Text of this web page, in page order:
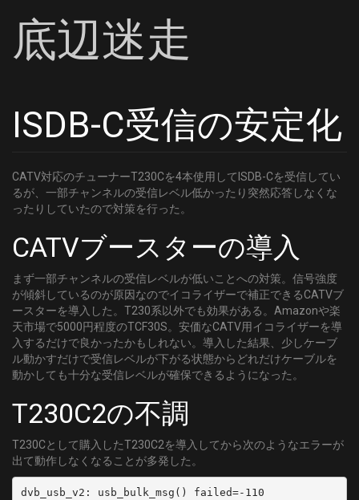
底辺迷走
ISDB-C受信の安定化
CATV対応のチューナーT230Cを4本使用してISDB-Cを受信してい
るが、一部チャンネルの受信レベル低かったり突然応答しなくな
ったりしていたので対策を行った。
CATVブースターの導入
まず一部チャンネルの受信レベルが低いことへの対策。信号強度
が傾斜しているのが原因なのでイコライザーで補正できるCATVブ
ースターを導入した。T230系以外でも効果がある。Amazonや楽
天市場で5000円程度のTCF30S。安価なCATV用イコライザーを導
入するだけで良かったかもしれない。導入した結果、少しケーブ
ル動かすだけで受信レベルが下がる状態からどれだけケーブルを
動かしても十分な受信レベルが確保できるようになった。
T230C2の不調
T230Cとして購入したT230C2を導入してから次のようなエラーが
出て動作しなくなることが多発した。
dvb_usb_v2: usb_bulk_msg() failed=-110